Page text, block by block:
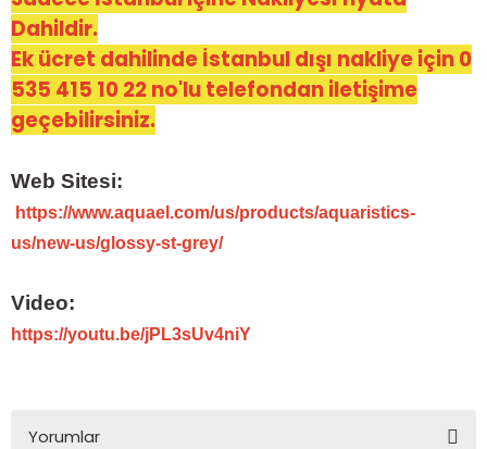
Dahildir.
Ek ücret dahilinde İstanbul dışı nakliye için 0
535 415 10 22 no'lu telefondan iletişime
geçebilirsiniz.
Web Sitesi:
https://www.aquael.com/us/products/aquaristics-
us/new-us/glossy-st-grey/
Video:
https://youtu.be/jPL3sUv4niY
Yorumlar